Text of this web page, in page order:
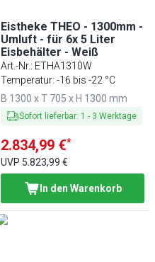
Eistheke THEO - 1300mm -
Umluft - für 6x 5 Liter
Eisbehälter - Weiß
Art.-Nr.: ETHA1310W
Temperatur: -16 bis -22 °C
B 1300 x T 705 x H 1300 mm
Sofort lieferbar: 1 - 3 Werktage
2.834,99 €*
UVP 5.823,99 €
In den Warenkorb